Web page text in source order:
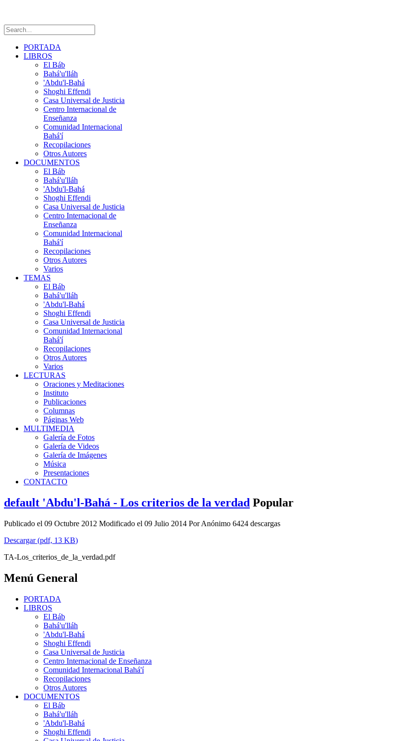
PORTADA
LIBROS
El Báb
Bahá'u'lláh
'Abdu'l-Bahá
Shoghi Effendi
Casa Universal de Justicia
Centro Internacional de
Enseñanza
Comunidad Internacional
Bahá'í
Recopilaciones
Otros Autores
DOCUMENTOS
El Báb
Bahá'u'lláh
'Abdu'l-Bahá
Shoghi Effendi
Casa Universal de Justicia
Centro Internacional de
Enseñanza
Comunidad Internacional
Bahá'í
Recopilaciones
Otros Autores
Varios
TEMAS
El Báb
Bahá'u'lláh
'Abdu'l-Bahá
Shoghi Effendi
Casa Universal de Justicia
Comunidad Internacional
Bahá'í
Recopilaciones
Otros Autores
Varios
LECTURAS
Oraciones y Meditaciones
Instituto
Publicaciones
Columnas
Páginas Web
MULTIMEDIA
Galería de Fotos
Galería de Videos
Galería de Imágenes
Música
Presentaciones
CONTACTO
default 'Abdu'l-Bahá - Los criterios de la verdad Popular
Publicado el 09 Octubre 2012 Modificado el 09 Julio 2014 PorAnónimo 6424 descargas
Descargar(pdf, 13 KB)
TA-Los_criterios_de_la_verdad.pdf
Menú General
PORTADA
LIBROS
El Báb
Bahá'u'lláh
'Abdu'l-Bahá
Shoghi Effendi
Casa Universal de Justicia
Centro Internacional de Enseñanza
Comunidad Internacional Bahá'í
Recopilaciones
Otros Autores
DOCUMENTOS
El Báb
Bahá'u'lláh
'Abdu'l-Bahá
Shoghi Effendi